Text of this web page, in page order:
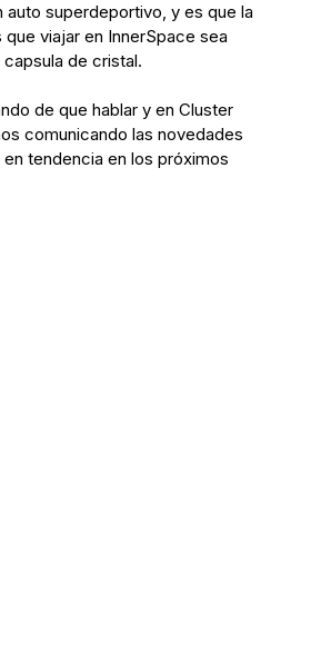
auto superdeportivo, y es que la
viajar en InnerSpace sea
de cristal.
de que hablar y en Cluster
comunicando las novedades
tendencia en los próximos